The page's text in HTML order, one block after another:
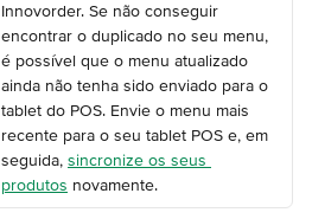
Innovorder. Se não conseguir
encontrar o duplicado no seu menu,
é possível que o menu atualizado
ainda não tenha sido enviado para o
tablet do POS. Envie o menu mais
recente para o seu tablet POS e, em
seguida, sincronize os seus
produtos novamente.